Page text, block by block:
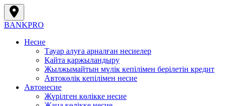
BANKPRO
Несие
Тауар алуға арналған несиелер
Қайта қаржыландыру
Жылжымайтын мүлік кепілімен берілетін кредит
Автокөлік кепілімен несие
Автонесие
Жүрілген көлікке несие